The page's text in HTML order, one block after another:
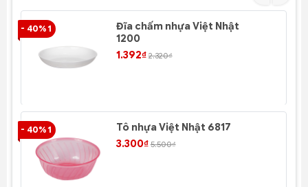
- 40% 1
Đĩa chấm nhựa Việt Nhật
1200
1.392₫ 2.320₫
- 40% 1
Tô nhựa Việt Nhật 6817
3.300₫ 5.500₫